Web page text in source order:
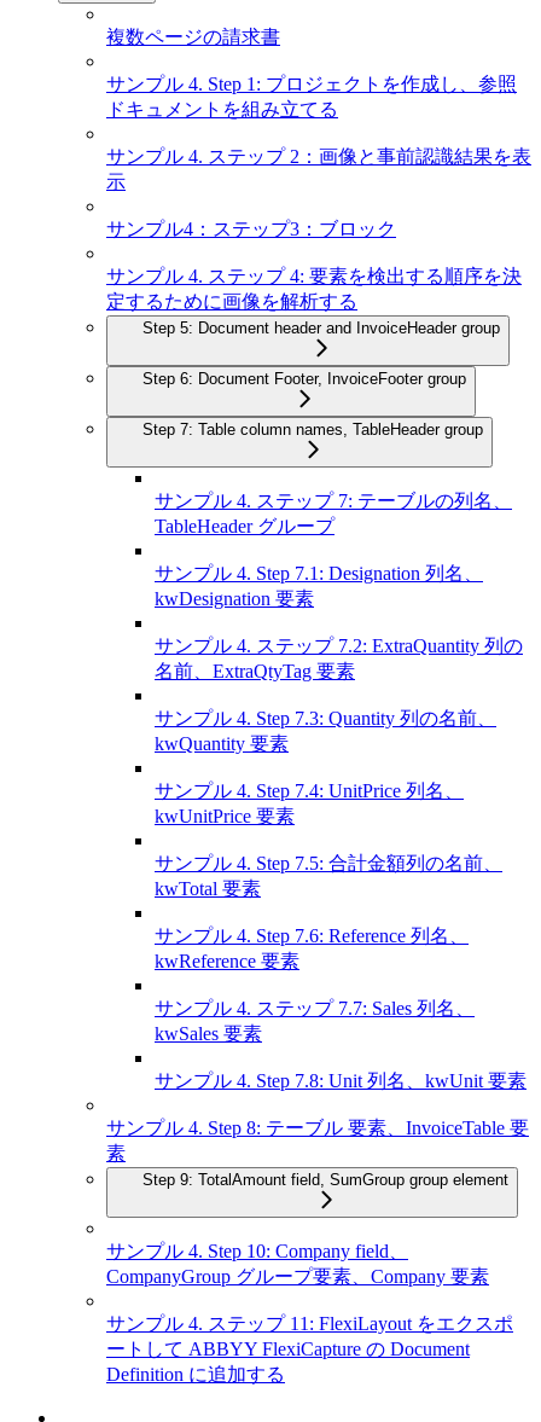
複数ページの請求書
サンプル 4. Step 1: プロジェクトを作成し、参照
ドキュメントを組み立てる
サンプル 4. ステップ 2：画像と事前認識結果を表
示
サンプル4：ステップ3：ブロック
サンプル 4. ステップ 4: 要素を検出する順序を決
定するために画像を解析する
Step 5: Document header and InvoiceHeader group
Step 6: Document Footer, InvoiceFooter group
Step 7: Table column names, TableHeader group
サンプル 4. ステップ 7: テーブルの列名、
TableHeader グループ
サンプル 4. Step 7.1: Designation 列名、
kwDesignation 要素
サンプル 4. ステップ 7.2: ExtraQuantity 列の
名前、ExtraQtyTag 要素
サンプル 4. Step 7.3: Quantity 列の名前、
kwQuantity 要素
サンプル 4. Step 7.4: UnitPrice 列名、
kwUnitPrice 要素
サンプル 4. Step 7.5: 合計金額列の名前、
kwTotal 要素
サンプル 4. Step 7.6: Reference 列名、
kwReference 要素
サンプル 4. ステップ 7.7: Sales 列名、
kwSales 要素
サンプル 4. Step 7.8: Unit 列名、kwUnit 要素
サンプル 4. Step 8: テーブル 要素、InvoiceTable 要
素
Step 9: TotalAmount field, SumGroup group element
サンプル 4. Step 10: Company field、
CompanyGroup グループ要素、Company 要素
サンプル 4. ステップ 11: FlexiLayout をエクスポ
ートして ABBYY FlexiCapture の Document
Definition に追加する